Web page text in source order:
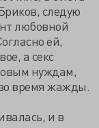
следую
любовной
ей,
а секс
нуждам,
время жажды.
и в